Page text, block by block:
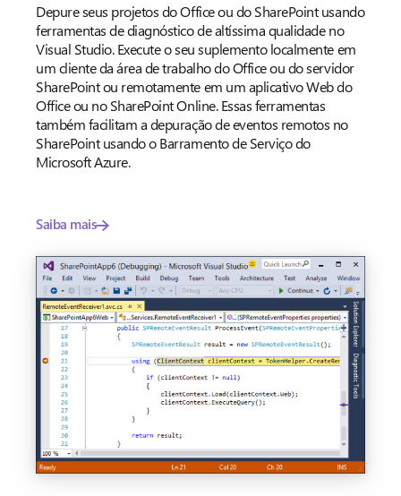
Depure seus projetos do Office ou do SharePoint usando
ferramentas de diagnóstico de altíssima qualidade no
Visual Studio. Execute o seu suplemento localmente em
um cliente da área de trabalho do Office ou do servidor
SharePoint ou remotamente em um aplicativo Web do
Office ou no SharePoint Online. Essas ferramentas
também facilitam a depuração de eventos remotos no
SharePoint usando o Barramento de Serviço do
Microsoft Azure.
Saiba mais